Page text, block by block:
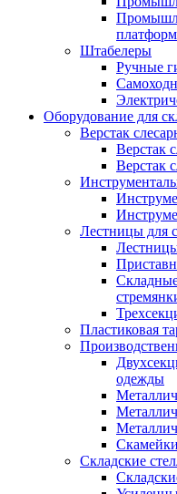
Штабелеры
Ручные
Оборудование для
Верстак
Верстак
Верстак
Лестницы для
Пластиковая
одежды
Скамейки
Складские